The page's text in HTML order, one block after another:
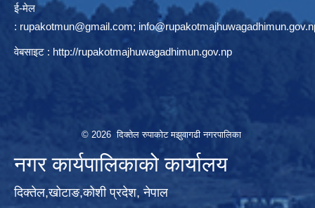
ई-मेल
: rupakotmun@gmail.com;
वेबसाइट : http://rupakotmajhuwagadhimun.gov.np
© 2026 दिक्तेल रुपाकोट मझुवागढी नगरपालिका
नगर कार्यपालिकाको कार्यालय
दिक्तेल,खोटाङ,कोशी प्रदेश, नेपाल